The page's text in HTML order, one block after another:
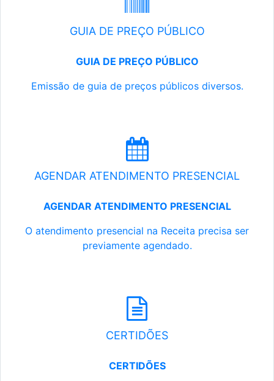
GUIA DE PREÇO PÚBLICO
GUIA DE PREÇO PÚBLICO
Emissão de guia de preços públicos diversos.
AGENDAR ATENDIMENTO PRESENCIAL
AGENDAR ATENDIMENTO PRESENCIAL
O atendimento presencial na Receita precisa ser
previamente agendado.
CERTIDÕES
CERTIDÕES